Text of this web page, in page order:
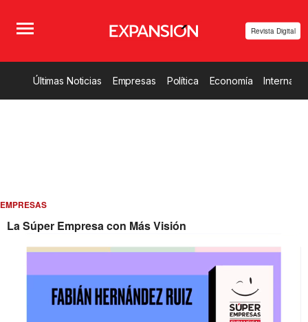
Revista Digital
Últimas Noticias Empresas Política Economía
EMPRESAS
La Súper Empresa con Más Visión